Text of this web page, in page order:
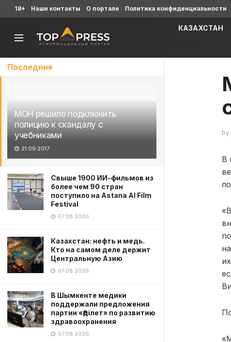
Последние
МОН решило подключить
полицию к скандалу с
учебниками
21.09.2017
Свыше 1900 ИИ-фильмов из
более чем 90 стран
поступило на Astana AI Film
Festival
07.08.2026
Казахстан: нефть и медь.
Кто на самом деле держит
Центральную Азию
07.08.2026
В Шымкенте медики
поддержали предложения
партии «Әділет» по развитию
здравоохранения
07.08.2026
18+ Наши контакты О портале Политика конфиденциальности
КАЗАХСТАН
by
В